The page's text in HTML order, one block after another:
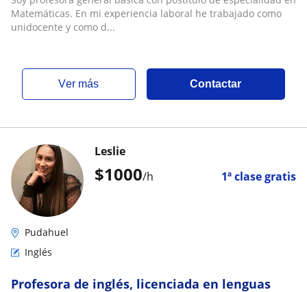
Matemáticas. En mi experiencia laboral he trabajado como
unidocente y como d...
ver más Contactar
$1000/h 1ª clase gratis
Leslie
Pudahuel
Inglés
Profesora de inglés, licenciada en lenguas